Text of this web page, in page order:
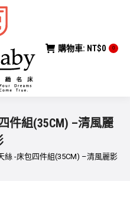
購物車: NT$0 0
件組(35CM) –清風麗
絲 -床包四件組(35CM) –清風麗影